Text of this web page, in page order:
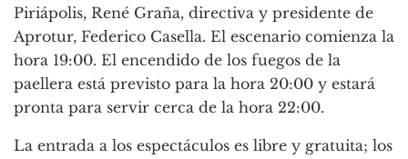
Piriápolis, René Graña, directiva y presidente de
Aprotur, Federico Casella. El escenario comienza la
hora 19:00. El encendido de los fuegos de la
paellera está previsto para la hora 20:00 y estará
pronta para servir cerca de la hora 22:00.
La entrada a los espectáculos es libre y gratuita; los